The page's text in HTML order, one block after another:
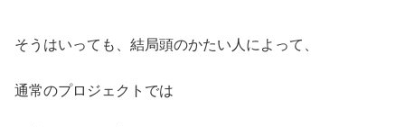
そうはいっても、結局頭のかたい人によって、
通常のプロジェクトでは